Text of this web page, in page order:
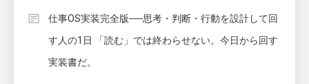
仕事OS実装完全版──思考・判断・行動を設計して回
す人の1日 「読む」では終わらせない。今日から回す
実装書だ。